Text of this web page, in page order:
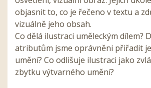
objasnit to, co je řečeno v textu a
vizuálně jeho obsah.
Co dělá ilustraci uměleckým dílem?
atributům jsme oprávněni přiřadit
umění? Co odlišuje ilustraci jako
zbytku výtvarného umění?